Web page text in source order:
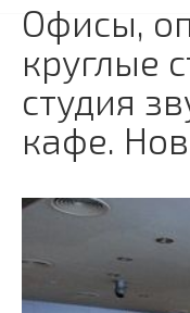
Офисы,
круглые
студия
кафе.